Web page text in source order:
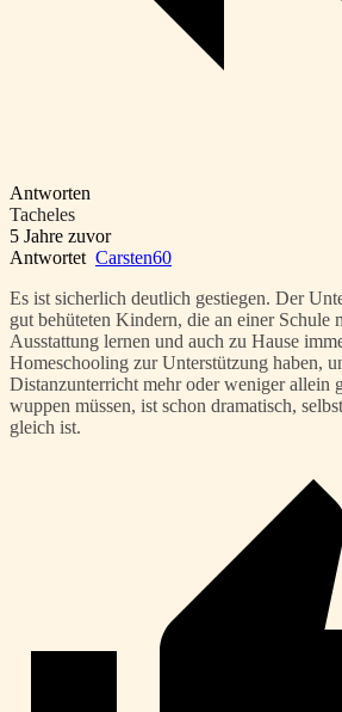
Antworten
Tacheles
5 Jahre zuvor
Antwortet Carsten60
Es ist sicherlich deutlich gestiegen. Der
gut behüteten Kindern, die an einer Schule
Ausstattung lernen und auch zu Hause
Homeschooling zur Unterstützung haben,
Distanzunterricht mehr oder weniger allein
wuppen müssen, ist schon dramatisch,
gleich ist.